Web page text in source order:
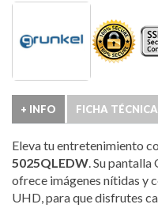
+ INFO FICHA TÉCNICA
Eleva tu entretenimiento
5025QLEDW. Su pantalla
ofrece imágenes nítidas y
UHD, para que disfrutes